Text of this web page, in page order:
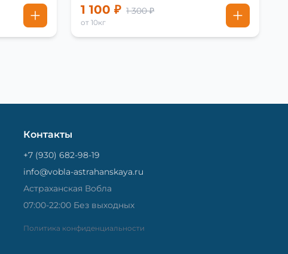
1 100 ₽ 1 300 ₽
от 10кг
Контакты
+7 (930) 682-98-19
info@vobla-astrahanskaya.ru
Астраханская Вобла
07:00-22:00 Без выходных
Политика конфиденциальности